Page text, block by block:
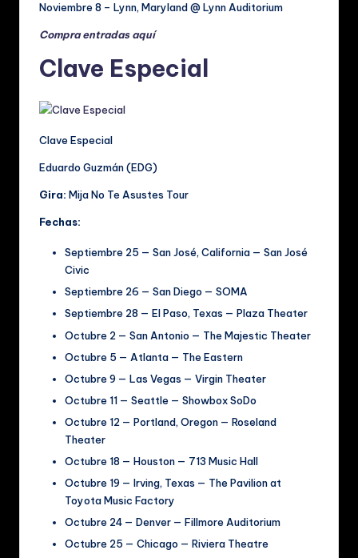
Noviembre 8 – Lynn, Maryland @ Lynn Auditorium
Compra entradas aquí
Clave Especial
Clave Especial
Eduardo Guzmán (EDG)
Gira: Mija No Te Asustes Tour
Fechas:
Septiembre 25 — San José, California — San José
Civic
Septiembre 26 — San Diego — SOMA
Septiembre 28 — El Paso, Texas — Plaza Theater
Octubre 2 — San Antonio — The Majestic Theater
Octubre 5 — Atlanta — The Eastern
Octubre 9 — Las Vegas — Virgin Theater
Octubre 11 — Seattle — Showbox SoDo
Octubre 12 — Portland, Oregon — Roseland
Theater
Octubre 18 — Houston — 713 Music Hall
Octubre 19 — Irving, Texas — The Pavilion at
Toyota Music Factory
Octubre 24 — Denver — Fillmore Auditorium
Octubre 25 — Chicago — Riviera Theatre